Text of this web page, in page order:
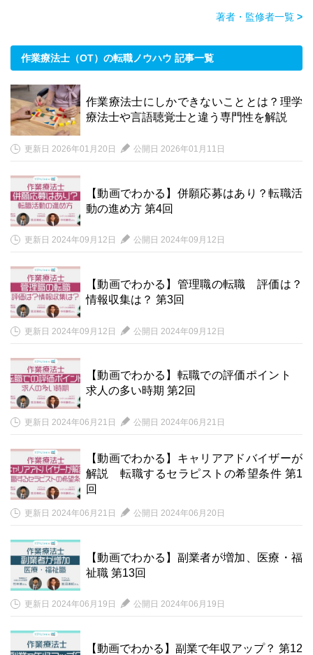
著者・監修者一覧 >
作業療法士（OT）の転職ノウハウ 記事一覧
作業療法士にしかできないこととは？理学
療法士や言語聴覚士と違う専門性を解説
更新日 2026年01月20日 公開日 2026年01月11日
【動画でわかる】併願応募はあり？転職活
動の進め方 第4回
更新日 2024年09月12日 公開日 2024年09月12日
【動画でわかる】管理職の転職 評価は？
情報収集は？ 第3回
更新日 2024年09月12日 公開日 2024年09月12日
【動画でわかる】転職での評価ポイント
求人の多い時期 第2回
更新日 2024年06月21日 公開日 2024年06月21日
【動画でわかる】キャリアアドバイザーが
解説 転職するセラピストの希望条件 第1
回
更新日 2024年06月21日 公開日 2024年06月20日
【動画でわかる】副業者が増加、医療・福
祉職 第13回
更新日 2024年06月19日 公開日 2024年06月19日
【動画でわかる】副業で年収アップ？ 第12